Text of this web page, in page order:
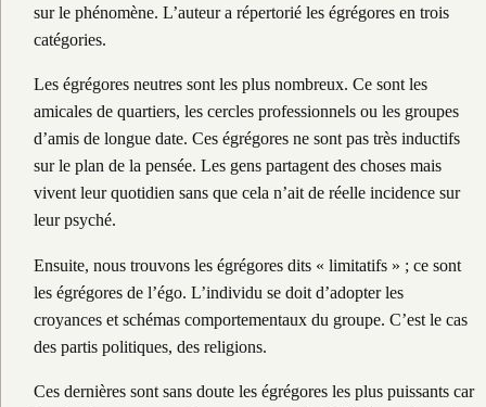
sur le phénomène. L’auteur a répertorié les égrégores en trois
catégories.
Les égrégores neutres sont les plus nombreux. Ce sont les
amicales de quartiers, les cercles professionnels ou les groupes
d’amis de longue date. Ces égrégores ne sont pas très inductifs
sur le plan de la pensée. Les gens partagent des choses mais
vivent leur quotidien sans que cela n’ait de réelle incidence sur
leur psyché.
Ensuite, nous trouvons les égrégores dits « limitatifs » ; ce sont
les égrégores de l’égo. L’individu se doit d’adopter les
croyances et schémas comportementaux du groupe. C’est le cas
des partis politiques, des religions.
Ces dernières sont sans doute les égrégores les plus puissants car